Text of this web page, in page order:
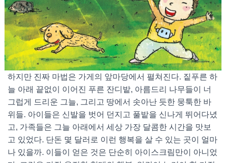
하지만 진짜 마법은 가게의 앞마당에서 펼쳐진다. 짙푸른 하
늘 아래 끝없이 이어진 푸른 잔디밭, 아름드리 나무들이 너
그럽게 드리운 그늘, 그리고 땅에서 솟아난 듯한 뭉툭한 바
위들. 아이들은 신발을 벗어 던지고 풀밭을 신나게 뛰어다녔
고, 가족들은 그늘 아래에서 세상 가장 달콤한 시간을 맛보
고 있었다. 단돈 몇 달러로 이런 행복을 살 수 있는 곳이 얼마
나 있을까. 이들이 얻은 것은 단순히 아이스크림만이 아니었